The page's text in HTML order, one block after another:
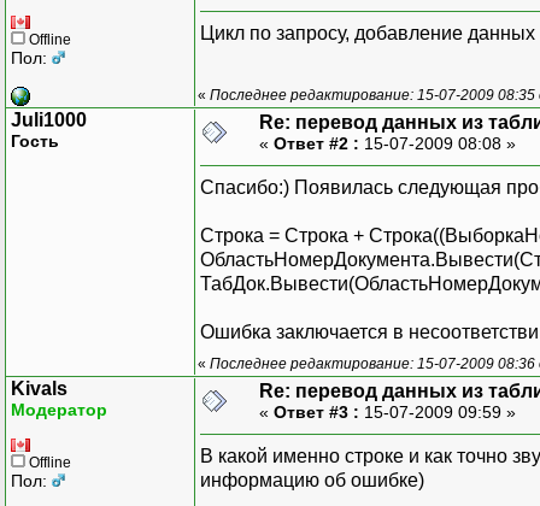
Offline
Пол:
Цикл по запросу, добавление
« Последнее редактирование: 15-07-2009
Juli1000
Гость
Re: перевод данных из
« Ответ #2 : 15-07-2009 08:08 »
Спасибо:) Появилась следующая
Строка = Строка +
Ошибка заключается в
« Последнее редактирование: 15-07-2009
Kivals
Модератор
Offline
Пол:
Re: перевод данных из
« Ответ #3 : 15-07-2009 09:59 »
В какой именно строке и как точно
информацию об ошибке)